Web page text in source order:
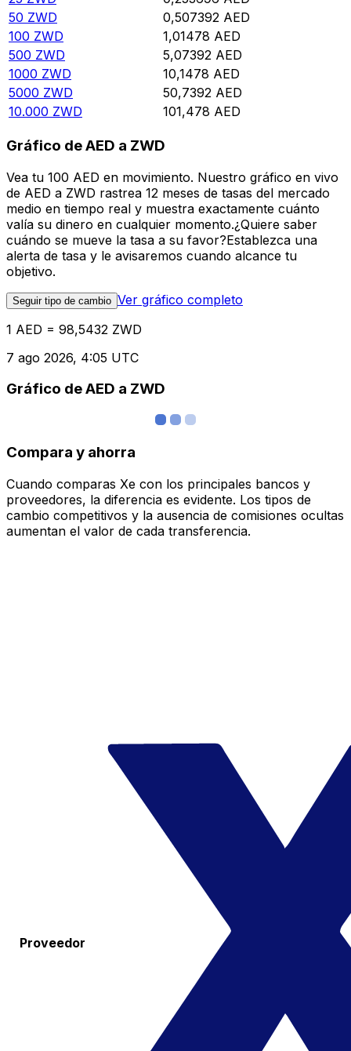
50 ZWD 0,507392 AED
100 ZWD 1,01478 AED
500 ZWD 5,07392 AED
1000 ZWD 10,1478 AED
5000 ZWD 50,7392 AED
10.000 ZWD 101,478 AED
Gráfico de AED a ZWD
Vea tu 100 AED en movimiento. Nuestro gráfico en vivo
de AED a ZWD rastrea 12 meses de tasas del mercado
medio en tiempo real y muestra exactamente cuánto
valía su dinero en cualquier momento.¿Quiere saber
cuándo se mueve la tasa a su favor?Establezca una
alerta de tasa y le avisaremos cuando alcance tu
objetivo.
Seguir tipo de cambio Ver gráfico completo
1 AED = 98,5432 ZWD
7 ago 2026, 4:05 UTC
Gráfico de AED a ZWD
Compara y ahorra
Cuando comparas Xe con los principales bancos y
proveedores, la diferencia es evidente. Los tipos de
cambio competitivos y la ausencia de comisiones ocultas
aumentan el valor de cada transferencia.
Proveedor